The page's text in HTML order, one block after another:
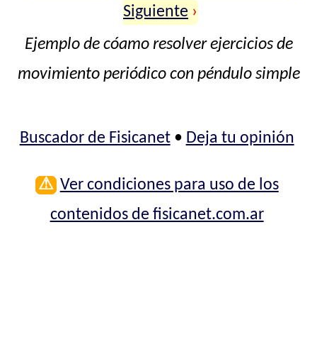
Siguiente ›
Ejemplo de cóamo resolver ejercicios de
movimiento periódico con péndulo simple
Buscador de Fisicanet• Deja tu opinión
⚠ Ver condiciones para uso de los
contenidos de fisicanet.com.ar